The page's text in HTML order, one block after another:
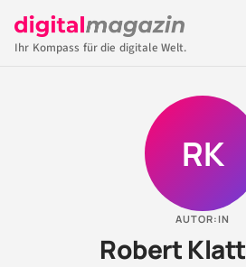
Ihr Kompass für die digitale Welt.
RK
AUTOR:IN
Robert Klatt